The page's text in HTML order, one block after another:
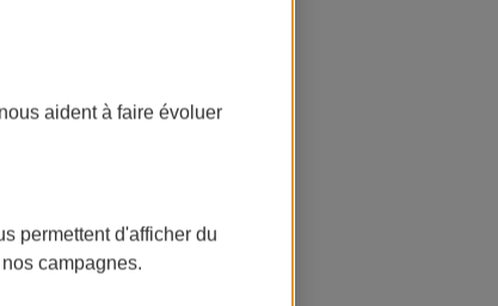
aident à faire évoluer
permettent d'afficher du
campagnes.